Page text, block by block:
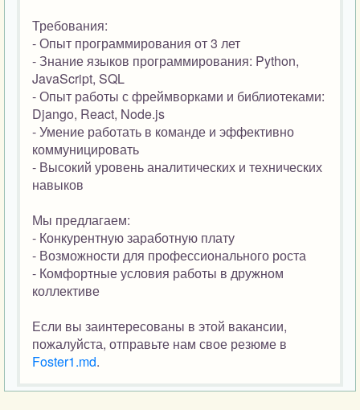
Требования:
- Опыт программирования от 3 лет
- Знание языков программирования: Python,
JavaScript, SQL
- Опыт работы с фреймворками и библиотеками:
Django, React, Node.js
- Умение работать в команде и эффективно
коммуницировать
- Высокий уровень аналитических и технических
навыков
Мы предлагаем:
- Конкурентную заработную плату
- Возможности для профессионального роста
- Комфортные условия работы в дружном
коллективе
Если вы заинтересованы в этой вакансии,
пожалуйста, отправьте нам свое резюме в
Foster1.md.